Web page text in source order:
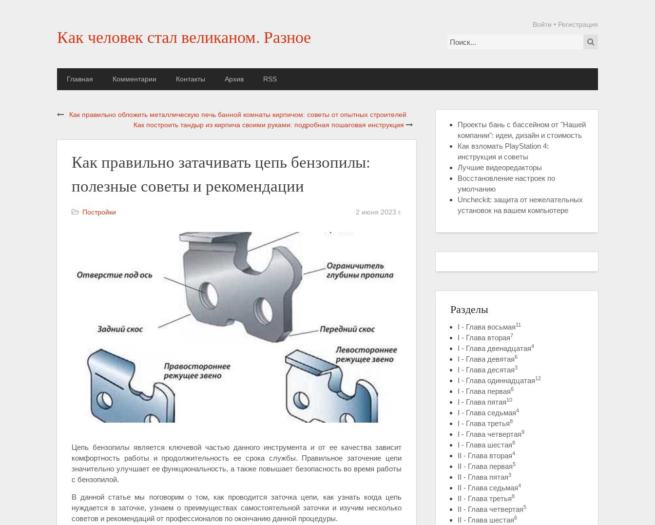
Как человек стал великаном. Разное
Войти • Регистрация
Главная Комментарии Контакты Архив RSS
Как правильно обложить металлическую печь банной комнаты кирпичом: советы от опытных строителей
Как построить тандыр из кирпича своими руками: подробная пошаговая инструкция
Как правильно затачивать цепь бензопилы:
полезные советы и рекомендации
Постройки 2 июня 2023 г.
Цепь бензопилы является ключевой частью данного инструмента и от ее качества зависит
комфортность работы и продолжительность ее срока службы. Правильное заточение цепи
значительно улучшает ее функциональность, а также повышает безопасность во время работы
с бензопилой.
В данной статье мы поговорим о том, как проводится заточка цепи, как узнать когда цепь
нуждается в заточке, узнаем о преимуществах самостоятельной заточки и изучим несколько
советов и рекомендаций от профессионалов по окончанию данной процедуры.
Проекты бань с бассейном от "Нашей
компании": идеи, дизайн и стоимость
Как взломать PlayStation 4:
инструкция и советы
Лучшие видеоредакторы
Восстановление настроек по
умолчанию
Uncheckit: защита от нежелательных
установок на вашем компьютере
Разделы
I - Глава восьмая11
I - Глава вторая7
I - Глава двенадцатая4
I - Глава девятая6
I - Глава десятая3
I - Глава одиннадцатая12
I - Глава первая6
I - Глава пятая10
I - Глава седьмая4
I - Глава третья8
I - Глава четвертая9
I - Глава шестая8
II - Глава вторая4
II - Глава первая5
II - Глава пятая3
II - Глава седьмая4
II - Глава третья8
II - Глава четвертая5
II - Глава шестая6